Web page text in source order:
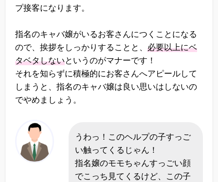
プ接客になります。
指名のキャバ嬢がいるお客さんにつくことになる
ので、挨拶をしっかりすることと、 必要以上にベ
タベタしないというのがマナーです！
それを知らずに積極的にお客さんへアピールして
しまうと、指名のキャバ嬢は良い思いはしないの
でやめましょう。
うわっ！このヘルプの子すっご
い触ってくるじゃん！
指名嬢のモモちゃんすっごい顔
でこっち見てくるけど、この子